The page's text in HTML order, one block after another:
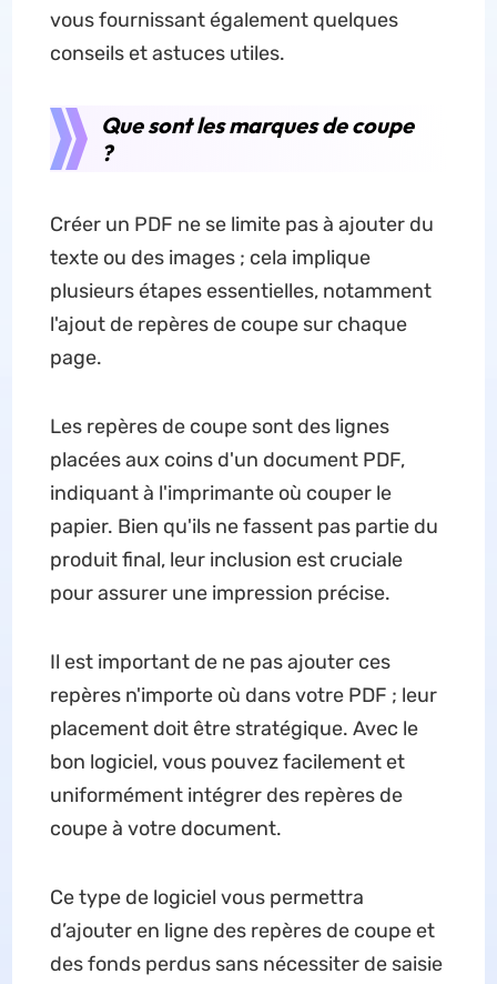
vous fournissant également quelques
conseils et astuces utiles.
Que sont les marques de coupe
?
Créer un PDF ne se limite pas à ajouter du
texte ou des images ; cela implique
plusieurs étapes essentielles, notamment
l'ajout de repères de coupe sur chaque
page.
Les repères de coupe sont des lignes
placées aux coins d'un document PDF,
indiquant à l'imprimante où couper le
papier. Bien qu'ils ne fassent pas partie du
produit final, leur inclusion est cruciale
pour assurer une impression précise.
Il est important de ne pas ajouter ces
repères n'importe où dans votre PDF ; leur
placement doit être stratégique. Avec le
bon logiciel, vous pouvez facilement et
uniformément intégrer des repères de
coupe à votre document.
Ce type de logiciel vous permettra
d’ajouter en ligne des repères de coupe et
des fonds perdus sans nécessiter de saisie